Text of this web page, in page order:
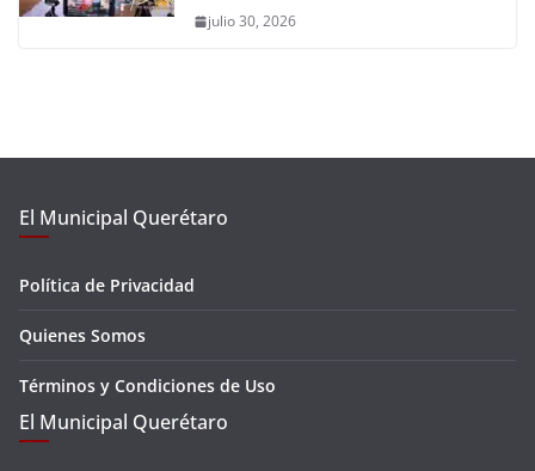
julio 30, 2026
El Municipal Querétaro
Política de Privacidad
Quienes Somos
Términos y Condiciones de Uso
El Municipal Querétaro